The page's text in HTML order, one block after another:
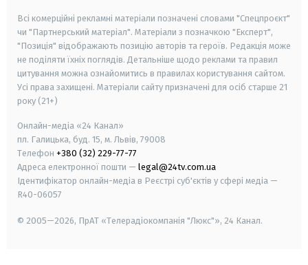
Всі комерційні рекламні матеріали позначені словами "Спецпроєкт"
чи "Партнерський матеріал". Матеріали з позначкою "Експерт",
"Позиція" відображають позицію авторів та героїв. Редакція може
не поділяти їхніх поглядів. Детальніше щодо реклами та правил
цитування можна ознайомитись в правилах користування сайтом.
Усі права захищені. Матеріали сайту призначені для осіб старше 21
року (21+)
Онлайн-медіа «24 Канал»
пл. Галицька, буд. 15, м. Львів, 79008
Телефон +380 (32) 229-77-77
Адреса електронної пошти — legal@24tv.com.ua
Ідентифікатор онлайн-медіа в Реєстрі суб'єктів у сфері медіа —
R40-06057
© 2005—2026, ПрАТ «Телерадіокомпанія "Люкс"», 24 Канал.